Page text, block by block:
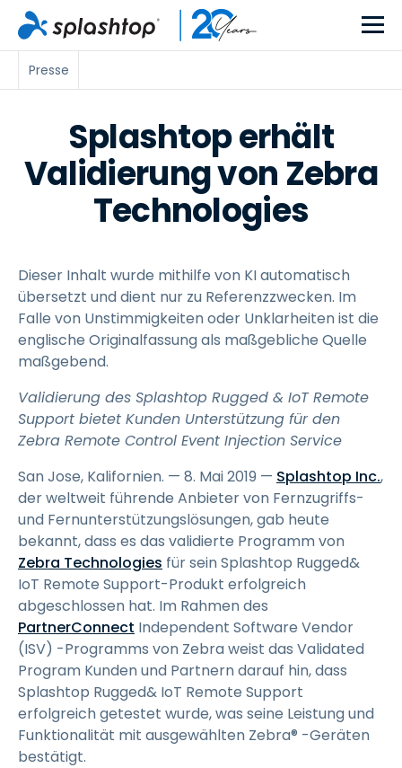
Presse
Splashtop erhält
Validierung von Zebra
Technologies
Dieser Inhalt wurde mithilfe von KI automatisch
übersetzt und dient nur zu Referenzzwecken. Im
Falle von Unstimmigkeiten oder Unklarheiten ist die
englische Originalfassung als maßgebliche Quelle
maßgebend.
Validierung des Splashtop Rugged & IoT Remote
Support bietet Kunden Unterstützung für den
Zebra Remote Control Event Injection Service
San Jose, Kalifornien. — 8. Mai 2019 — Splashtop Inc.,
der weltweit führende Anbieter von Fernzugriffs-
und Fernunterstützungslösungen, gab heute
bekannt, dass es das validierte Programm von
Zebra Technologies für sein Splashtop Rugged&
IoT Remote Support-Produkt erfolgreich
abgeschlossen hat. Im Rahmen des
PartnerConnect Independent Software Vendor
(ISV) -Programms von Zebra weist das Validated
Program Kunden und Partnern darauf hin, dass
Splashtop Rugged& IoT Remote Support
erfolgreich getestet wurde, was seine Leistung und
Funktionalität mit ausgewählten Zebra® -Geräten
bestätigt.